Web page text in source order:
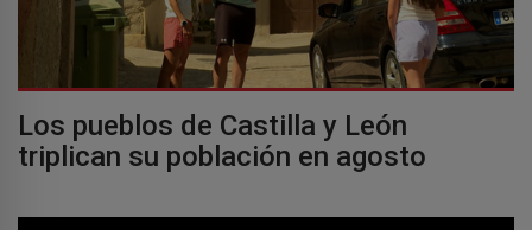
Los pueblos de Castilla y León
triplican su población en agosto